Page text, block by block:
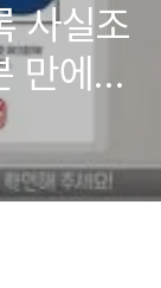
사실조
만에